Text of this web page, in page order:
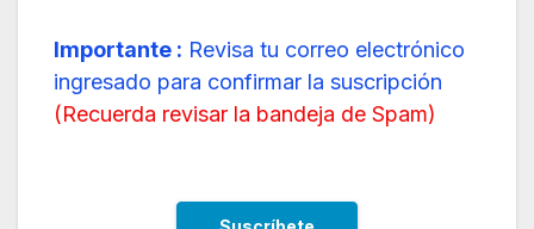
Importante : Revisa tu correo electrónico
ingresado para confirmar la suscripción
(Recuerda revisar la bandeja de Spam)